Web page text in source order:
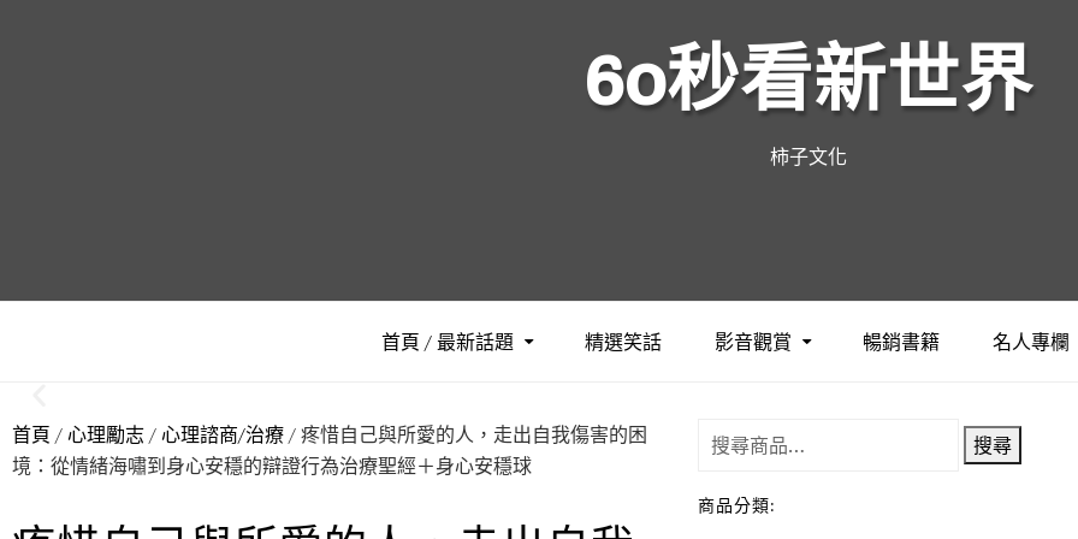
60秒看新世界
柿子文化
首頁 / 最新話題 精選笑話 影音觀賞 暢銷書籍 名人專欄
首頁 /心理勵志/心理諮商/治療/ 疼惜自己與所愛的人，走出自我傷害的困
境：從情緒海嘯到身心安穩的辯證行為治療聖經＋身心安穩球
搜尋
商品分類: